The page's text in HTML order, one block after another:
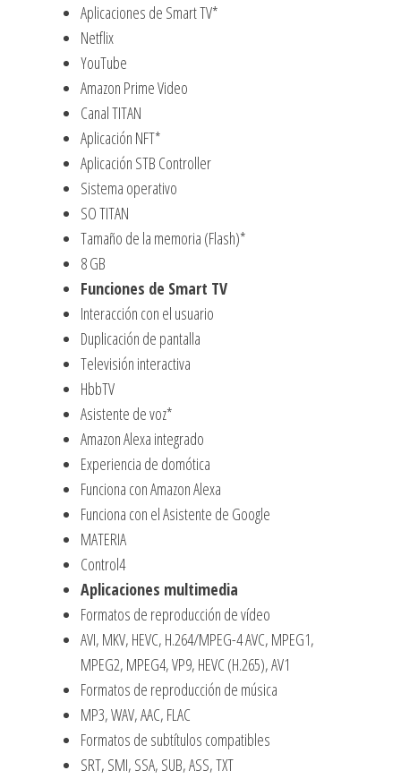
Aplicaciones de Smart TV*
Netflix
YouTube
Amazon Prime Video
Canal TITAN
Aplicación NFT*
Aplicación STB Controller
Sistema operativo
SO TITAN
Tamaño de la memoria (Flash)*
8 GB
Funciones de Smart TV
Interacción con el usuario
Duplicación de pantalla
Televisión interactiva
HbbTV
Asistente de voz*
Amazon Alexa integrado
Experiencia de domótica
Funciona con Amazon Alexa
Funciona con el Asistente de Google
MATERIA
Control4
Aplicaciones multimedia
Formatos de reproducción de vídeo
AVI, MKV, HEVC, H.264/MPEG-4 AVC, MPEG1,
MPEG2, MPEG4, VP9, HEVC (H.265), AV1
Formatos de reproducción de música
MP3, WAV, AAC, FLAC
Formatos de subtítulos compatibles
SRT, SMI, SSA, SUB, ASS, TXT